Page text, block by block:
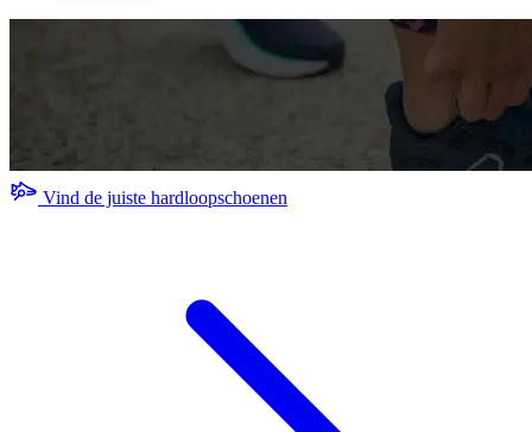
Vind de juiste hardloopschoenen